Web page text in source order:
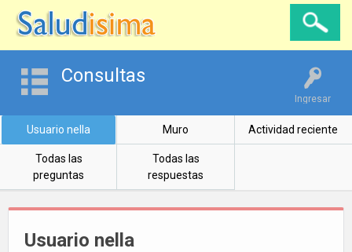
Ingresar
Consultas
Usuario nella Muro Actividad reciente
Todas las
preguntas
Todas las
respuestas
Usuario nella